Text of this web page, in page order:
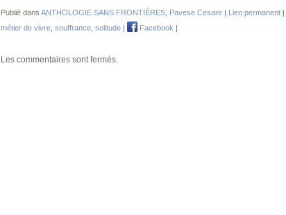
Publié dans ANTHOLOGIE SANS FRONTIÈRES Pavese Cesare | Lien permanent |
métier de vivre souffrance solitude | Facebook |
Les commentaires sont fermés.